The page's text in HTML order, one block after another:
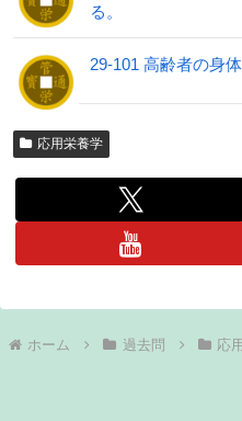
る。
29-101 高齢者の身
応用栄養学
ホーム 過去問 応